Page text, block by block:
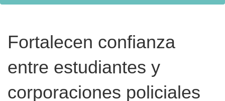
Fortalecen confianza
entre estudiantes y
corporaciones policiales